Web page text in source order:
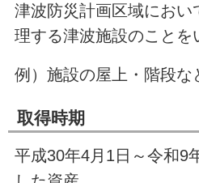
津波防災計画区域におい
理する津波施設のことを
例）施設の屋上・階段な
取得時期
平成30年4月 1 日～令和9